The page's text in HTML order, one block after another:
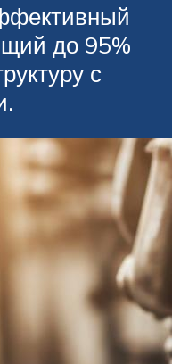
до 95%
с